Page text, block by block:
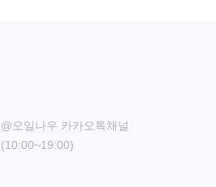
@오일나우 카카오톡채널
(10:00~19:00)